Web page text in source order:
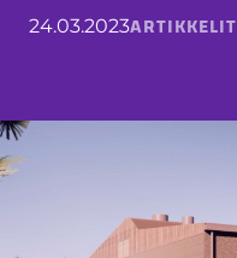
24.03.2023ARTIKKELIT